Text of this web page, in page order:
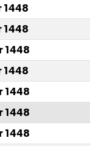
1448
1448
1448
1448
1448
1448
1448